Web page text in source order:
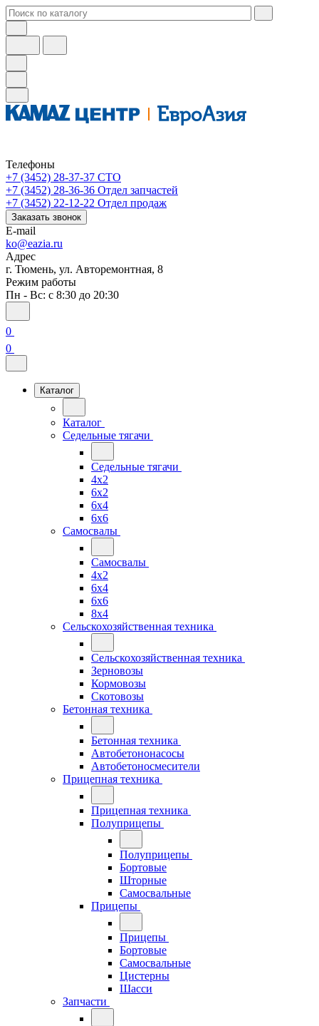
Телефоны
+7 (3452) 28-37-37 СТО
+7 (3452) 28-36-36 Отдел запчастей
+7 (3452) 22-12-22 Отдел продаж
Заказать звонок
E-mail
ko@eazia.ru
Адрес
г. Тюмень, ул. Авторемонтная, 8
Режим работы
Пн - Вс: с 8:30 до 20:30
0
0
Каталог
Каталог
Седельные тягачи
Седельные тягачи
4x2
6x2
6x4
6x6
Самосвалы
Самосвалы
4x2
6x4
6x6
8x4
Сельскохозяйственная техника
Сельскохозяйственная техника
Зерновозы
Кормовозы
Скотовозы
Бетонная техника
Бетонная техника
Автобетононасосы
Автобетоносмесители
Прицепная техника
Прицепная техника
Полуприцепы
Полуприцепы
Бортовые
Шторные
Самосвальные
Прицепы
Прицепы
Бортовые
Самосвальные
Цистерны
Шасси
Запчасти